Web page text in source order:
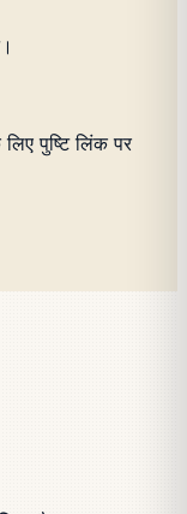
पुष्टि लिंक पर